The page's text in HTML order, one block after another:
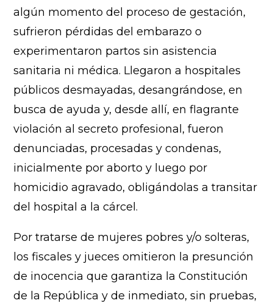
algún momento del proceso de gestación,
sufrieron pérdidas del embarazo o
experimentaron partos sin asistencia
sanitaria ni médica. Llegaron a hospitales
públicos desmayadas, desangrándose, en
busca de ayuda y, desde allí, en flagrante
violación al secreto profesional, fueron
denunciadas, procesadas y condenas,
inicialmente por aborto y luego por
homicidio agravado, obligándolas a transitar
del hospital a la cárcel.
Por tratarse de mujeres pobres y/o solteras,
los fiscales y jueces omitieron la presunción
de inocencia que garantiza la Constitución
de la República y de inmediato, sin pruebas,